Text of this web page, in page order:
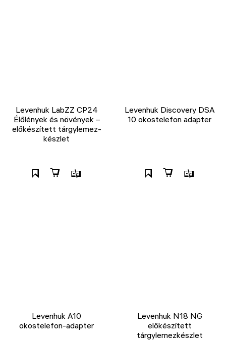
Levenhuk LabZZ CP24
Élőlények és növények –
előkészített tárgylemez-
készlet
Levenhuk Discovery DSA
10 okostelefon adapter
Levenhuk A10
okostelefon-adapter
Levenhuk N18 NG
előkészített
tárgylemezkészlet